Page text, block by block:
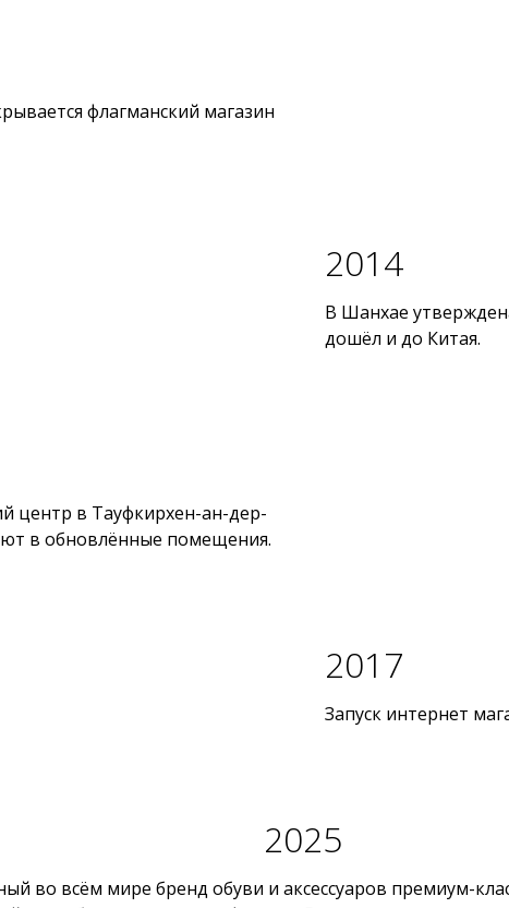
флагманский магазин
2014
В Шанхае
дошёл и до Китая.
центр в Тауфкирхен-ан-дер-
в обновлённые помещения.
2017
Запуск интернет
2025
во всём мире бренд обуви и аксессуаров премиум-